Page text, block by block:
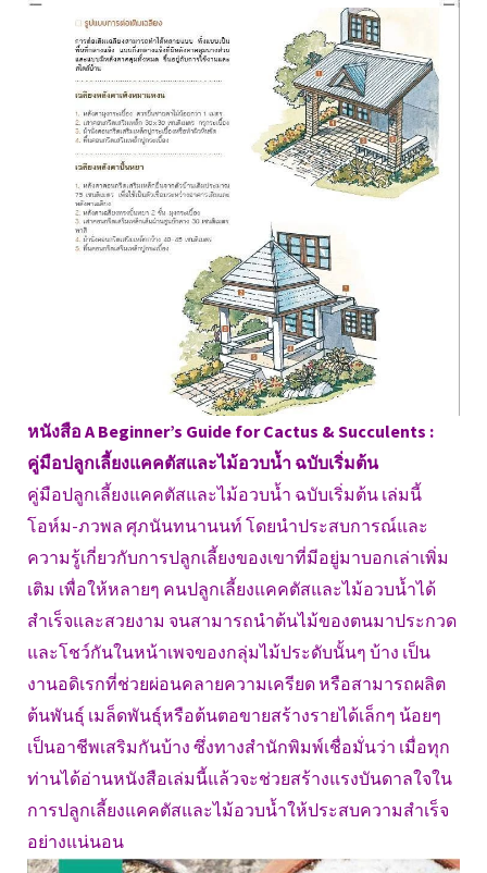
หนังสือ A Beginner’s Guide for Cactus & Succulents :
คู่มือปลูกเลี้ยงแคคตัสและไม้อวบน้ำ ฉบับเริ่มต้น
คู่มือปลูกเลี้ยงแคคตัสและไม้อวบน้ำ ฉบับเริ่มต้น เล่มนี้
โอห์ม-ภวพล ศุภนันทนานนท์ โดยนำประสบการณ์และ
ความรู้เกี่ยวกับการปลูกเลี้ยงของเขาที่มีอยู่มาบอกเล่าเพิ่ม
เติม เพื่อให้หลายๆ คนปลูกเลี้ยงแคคตัสและไม้อวบน้ำได้
สำเร็จและสวยงาม จนสามารถนำต้นไม้ของตนมาประกวด
และโชว์กันในหน้าเพจของกลุ่มไม้ประดับนั้นๆ บ้าง เป็น
งานอดิเรกที่ช่วยผ่อนคลายความเครียด หรือสามารถผลิต
ต้นพันธุ์ เมล็ดพันธุ์หรือต้นตอขายสร้างรายได้เล็กๆ น้อยๆ
เป็นอาชีพเสริมกันบ้าง ซึ่งทางสำนักพิมพ์เชื่อมั่นว่า เมื่อทุก
ท่านได้อ่านหนังสือเล่มนี้แล้วจะช่วยสร้างแรงบันดาลใจใน
การปลูกเลี้ยงแคคตัสและไม้อวบน้ำให้ประสบความสำเร็จ
อย่างแน่นอน